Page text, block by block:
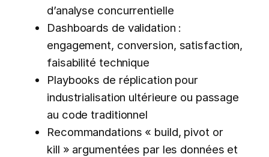
d’analyse concurrentielle
Dashboards de validation :
engagement, conversion, satisfaction,
faisabilité technique
Playbooks de réplication pour
industrialisation ultérieure ou passage
au code traditionnel
Recommandations « build, pivot or
kill » argumentées par les données et